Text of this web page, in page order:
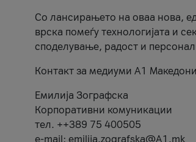
Со лансирањето на оваа нова,
врска помеѓу технологијата и
споделување, радост и
Контакт за медиуми А1
Емилија Зографска
Корпоративни комуникации
тел. ++389 75 400505
e-mail: emilija.zografska@A1.mk